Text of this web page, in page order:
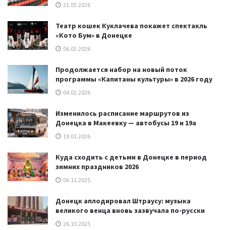
21.03.2026
Театр кошек Куклачева покажет спектакль
«Кото Бум» в Донецке
06.02.2026
Продолжается набор на новый поток
программы «Капитаны культуры» в 2026 году
04.02.2026
Изменилось расписание маршрутов из
Донецка в Макеевку — автобусы 19 и 19а
19.01.2026
Куда сходить с детьми в Донецке в период
зимних праздников 2026
06.11.2025
Донецк аплодировал Штраусу: музыка
великого венца вновь зазвучала по-русски
26.10.2025